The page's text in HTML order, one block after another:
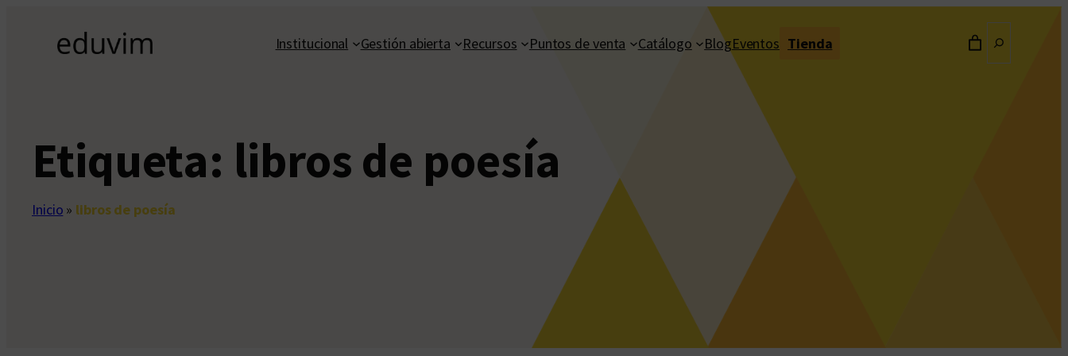
contenido
Institucional Gestión abierta Recursos Puntos de venta Catálogo BlogEventos Tienda
Etiqueta: libros de poesía
Inicio » libros de poesía